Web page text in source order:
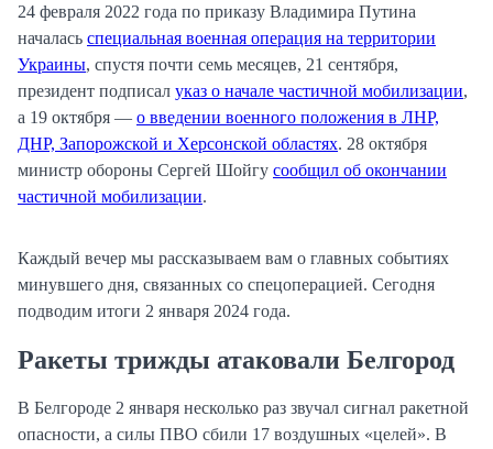
24 февраля 2022 года по приказу Владимира Путина
началась специальная военная операция на территории
Украины, спустя почти семь месяцев, 21 сентября,
президент подписал указ о начале частичной мобилизации,
а 19 октября — о введении военного положения в ЛНР,
ДНР, Запорожской и Херсонской областях. 28 октября
министр обороны Сергей Шойгу сообщил об окончании
частичной мобилизации.
Каждый вечер мы рассказываем вам о главных событиях
минувшего дня, связанных со спецоперацией. Сегодня
подводим итоги 2 января 2024 года.
Ракеты трижды атаковали Белгород
В Белгороде 2 января несколько раз звучал сигнал ракетной
опасности, а силы ПВО сбили 17 воздушных «целей». В